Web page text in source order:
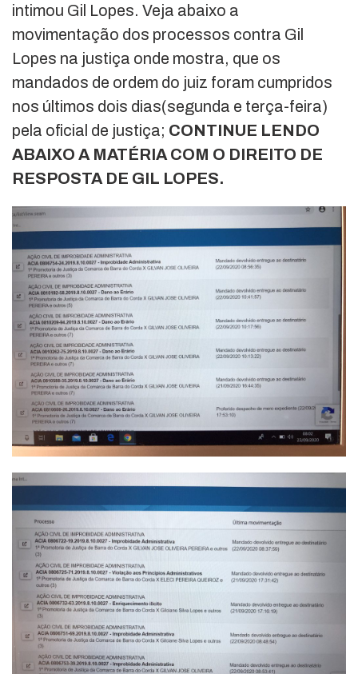
intimou Gil Lopes. Veja abaixo a
movimentação dos processos contra Gil
Lopes na justiça onde mostra, que os
mandados de ordem do juiz foram cumpridos
nos últimos dois dias(segunda e terça-feira)
pela oficial de justiça; CONTINUE LENDO
ABAIXO A MATÉRIA COM O DIREITO DE
RESPOSTA DE GIL LOPES.